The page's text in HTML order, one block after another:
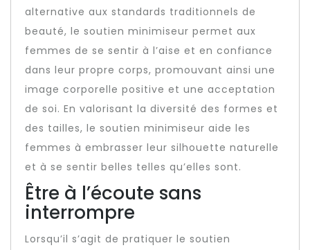
alternative aux standards traditionnels de
beauté, le soutien minimiseur permet aux
femmes de se sentir à l’aise et en confiance
dans leur propre corps, promouvant ainsi une
image corporelle positive et une acceptation
de soi. En valorisant la diversité des formes et
des tailles, le soutien minimiseur aide les
femmes à embrasser leur silhouette naturelle
et à se sentir belles telles qu’elles sont.
Être à l’écoute sans
interrompre
Lorsqu’il s’agit de pratiquer le soutien